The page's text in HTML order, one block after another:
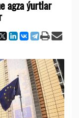
agza ýurtlar